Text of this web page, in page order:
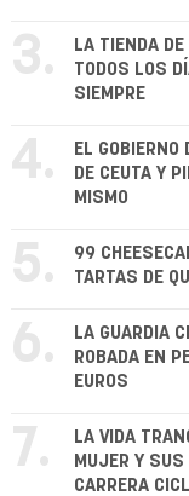
3.
LA TIENDA
TODOS LOS
SIEMPRE
4.
EL
DE CEUTA Y
MISMO
5.
99
TARTAS DE
6.
LA GUARDIA
ROBADA EN
EUROS
7.
LA VIDA
MUJER Y
CARRERA